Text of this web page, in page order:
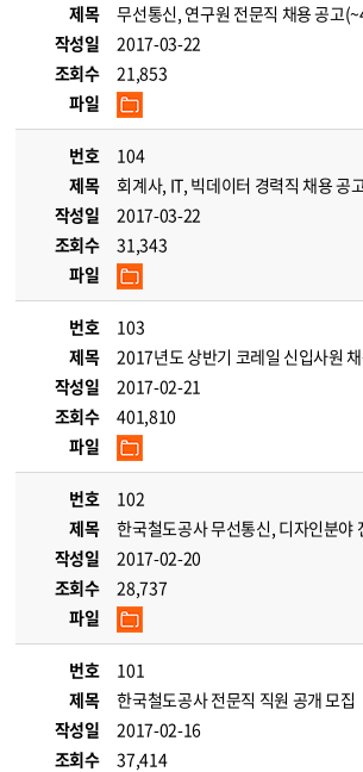
제목
무선통신, 연구원 전문직 채용 공고
작성일
2017-03-22
조회수
21,853
파일
번호
104
제목
회계사, IT, 빅데이터 경력직 채용 공
작성일
2017-03-22
조회수
31,343
파일
번호
103
제목
2017년도 상반기 코레일 신입사원
작성일
2017-02-21
조회수
401,810
파일
번호
102
제목
한국철도공사 무선통신, 디자인분야
작성일
2017-02-20
조회수
28,737
파일
번호
101
제목
한국철도공사 전문직 직원 공개 모집
작성일
2017-02-16
조회수
37,414